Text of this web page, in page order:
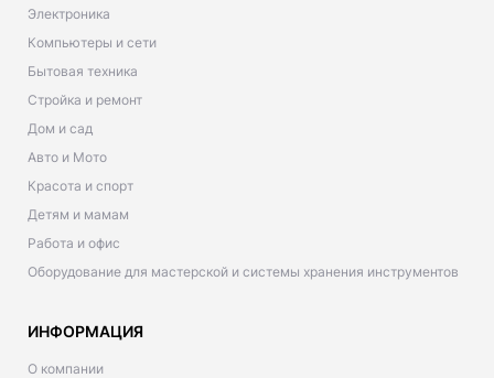
Электроника
Компьютеры и сети
Бытовая техника
Стройка и ремонт
Дом и сад
Авто и Мото
Красота и спорт
Детям и мамам
Работа и офис
Оборудование для мастерской и системы хранения инструментов
ИНФОРМАЦИЯ
О компании